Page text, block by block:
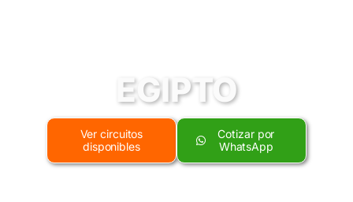
EGIPTO
Ver circuitos
disponibles
Cotizar por
WhatsApp